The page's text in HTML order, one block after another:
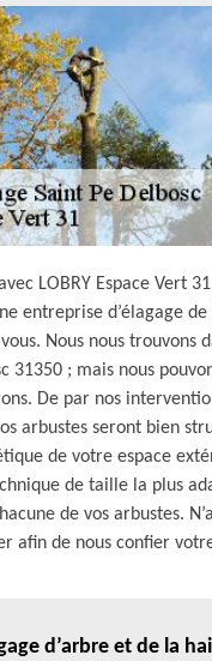
LOBRY Espace Vert
entreprise d’élagage de
Nous nous trouvons
31350 ; mais nous
De par nos
arbustes seront bien
de votre espace
de taille la plus
de vos arbustes.
afin de nous confier
d’arbre et de la